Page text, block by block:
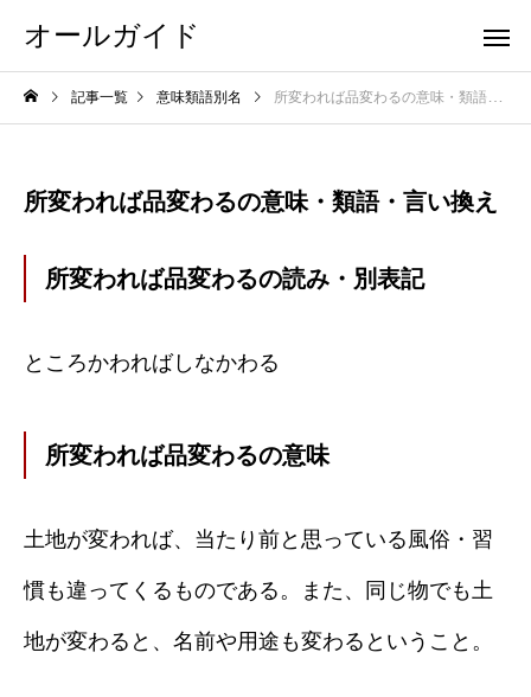
オールガイド
記事一覧 意味類語別名 所変われば品変わるの意味・類語・言い換え
所変われば品変わるの意味・類語・言い換え
所変われば品変わるの読み・別表記
ところかわればしなかわる
所変われば品変わるの意味
土地が変われば、当たり前と思っている風俗・習
慣も違ってくるものである。また、同じ物でも土
地が変わると、名前や用途も変わるということ。